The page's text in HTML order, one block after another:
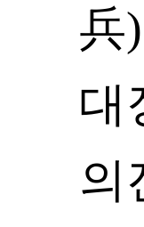
兵
대
의